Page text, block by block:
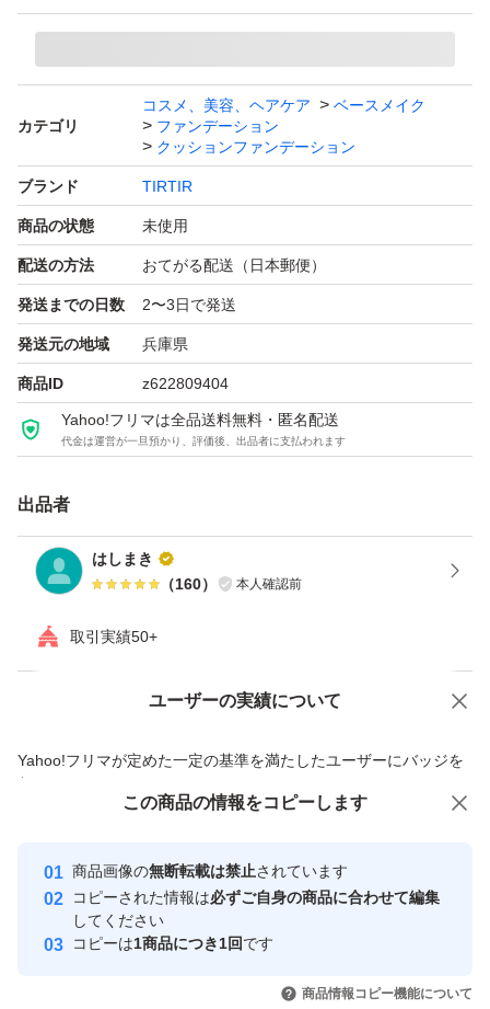
カテゴリ
コスメ、美容、ヘアケア
ベースメイク
ファンデーション
クッションファンデーション
ブランド TIRTIR
商品の状態 未使用
配送の方法 おてがる配送（日本郵便）
発送までの日数 2〜3日で発送
発送元の地域 兵庫県
商品ID z622809404
Yahoo!フリマは全品送料無料・匿名配送
代金は運営が一旦預かり、評価後、出品者に支払われます
出品者
はしまき
（160） 本人確認前
取引実績50+
ユーザーの実績について
Yahoo!フリマが定めた一定の基準を満たしたユーザーにバッジを
付与しています
安心取引出品者
心・安全なユーザーです
取引実績
引を完了させた実績があります
価格の相談 商品への質問
この商品の情報をコピーします
商品画像の無断転載は禁止されています
コピーされた情報は必ずご自身の商品に合わせて編集
してください
コピーは1商品につき1回です
商品情報コピー機能について
この商品をみている人にオススメ